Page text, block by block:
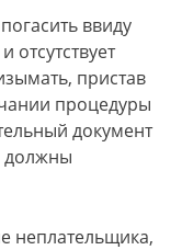
ввиду
отсутствует
пристав
процедуры
документ
должны
неплательщика,